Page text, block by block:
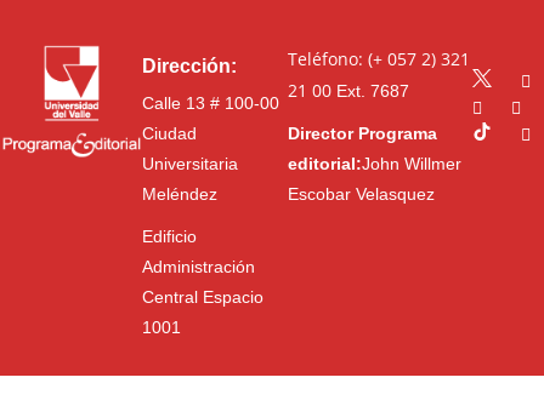
Dirección:
Calle 13 # 100-00
Ciudad
Universitaria
Meléndez
Edificio
Administración
Central Espacio
1001
Teléfono: (+ 057 2) 321
21 00Ext. 7687
Director Programa
editorial:John Willmer
Escobar Velasquez